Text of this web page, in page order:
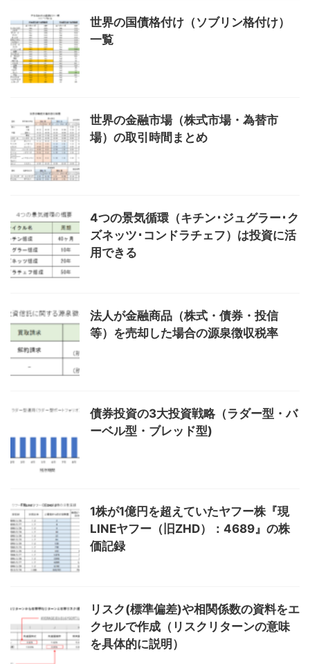
世界の国債格付け（ソブリン格付け）
一覧
世界の金融市場（株式市場・為替市
場）の取引時間まとめ
4つの景気循環（キチン･ジュグラー･ク
ズネッツ･コンドラチェフ）は投資に活
用できる
法人が金融商品（株式・債券・投信
等）を売却した場合の源泉徴収税率
債券投資の3大投資戦略（ラダー型・バ
ーベル型・ブレッド型)
1株が1億円を超えていたヤフー株『現
LINEヤフー（旧ZHD）：4689』の株
価記録
リスク(標準偏差)や相関係数の資料をエ
クセルで作成（リスクリターンの意味
を具体的に説明）